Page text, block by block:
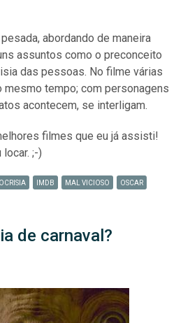
abordando de maneira
assuntos como o preconceito
das pessoas. No filme várias
tempo; com personagens
acontecem, se interligam.
filmes que eu já assisti!
;-)
IMDB MAL VICIOSO
OSCAR
de carnaval?